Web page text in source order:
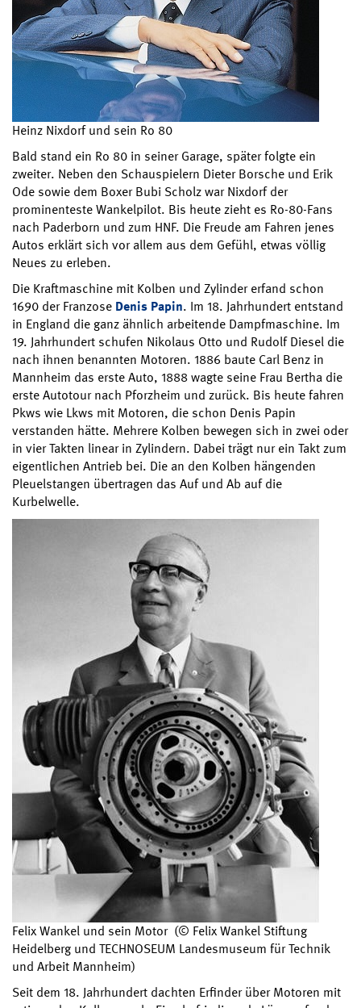
Heinz Nixdorf und sein Ro 80
Bald stand ein Ro 80 in seiner Garage, später folgte ein
zweiter. Neben den Schauspielern Dieter Borsche und Erik
Ode sowie dem Boxer Bubi Scholz war Nixdorf der
prominenteste Wankelpilot. Bis heute zieht es Ro-80-Fans
nach Paderborn und zum HNF. Die Freude am Fahren jenes
Autos erklärt sich vor allem aus dem Gefühl, etwas völlig
Neues zu erleben.
Die Kraftmaschine mit Kolben und Zylinder erfand schon
1690 der Franzose Denis Papin. Im 18. Jahrhundert entstand
in England die ganz ähnlich arbeitende Dampfmaschine. Im
19. Jahrhundert schufen Nikolaus Otto und Rudolf Diesel die
nach ihnen benannten Motoren. 1886 baute Carl Benz in
Mannheim das erste Auto, 1888 wagte seine Frau Bertha die
erste Autotour nach Pforzheim und zurück. Bis heute fahren
Pkws wie Lkws mit Motoren, die schon Denis Papin
verstanden hätte. Mehrere Kolben bewegen sich in zwei oder
in vier Takten linear in Zylindern. Dabei trägt nur ein Takt zum
eigentlichen Antrieb bei. Die an den Kolben hängenden
Pleuelstangen übertragen das Auf und Ab auf die
Kurbelwelle.
Felix Wankel und sein Motor (© Felix Wankel Stiftung
Heidelberg und TECHNOSEUM Landesmuseum für Technik
und Arbeit Mannheim)
Seit dem 18. Jahrhundert dachten Erfinder über Motoren mit